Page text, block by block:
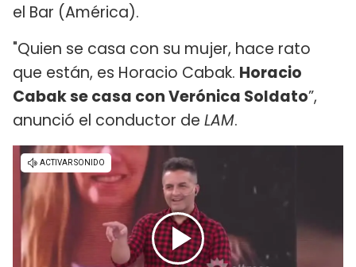
el Bar (América).
"Quien se casa con su mujer, hace rato
que están, es Horacio Cabak. Horacio
Cabak se casa con Verónica Soldato”,
anunció el conductor de LAM.